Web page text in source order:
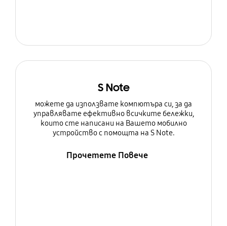
S Note
можете да използвате компютъра си, за да
управлявате ефективно всичките бележки,
които сте написани на Вашето мобилно
устройство с помощта на S Note.
Прочетете Повече